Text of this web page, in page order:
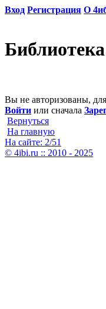
Вход Регистрация О
Вы не авторизованы,
Войти или сначала
Вернуться
На главную
На сайте: 2/51
© 4ibi.ru :: 2010 - 2025